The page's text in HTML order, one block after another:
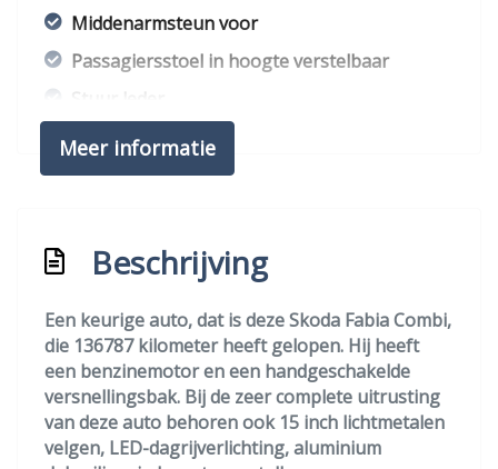
Middenarmsteun voor
Passagiersstoel in hoogte verstelbaar
Stuur verstelbaar
Stuurbekrachtiging
Achterruitwisser
Achterruitwisser en sproeier
Buitenspiegels elektrisch verstel- en
verwarmbaar
Buitenspiegels elektrisch verstelbaar
Buitenspiegels verwarmbaar
Meer informatie
Beschrijving
Een keurige auto, dat is deze Skoda Fabia Combi,
die 136787 kilometer heeft gelopen. Hij heeft
een benzinemotor en een handgeschakelde
versnellingsbak. Bij de zeer complete uitrusting
van deze auto behoren ook 15 inch lichtmetalen
velgen, LED-dagrijverlichting, aluminium